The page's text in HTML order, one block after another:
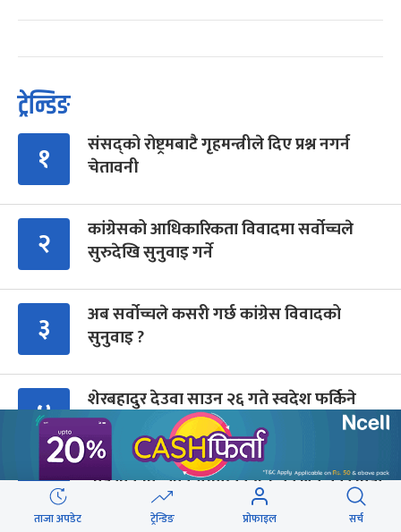
ट्रेन्डिङ
१
संसद्को रोष्ट्रमबाटै गृहमन्त्रीले दिए प्रश्न नगर्न
चेतावनी
२
कांग्रेसको आधिकारिकता विवादमा सर्वोच्चले
सुरुदेखि सुनुवाइ गर्ने
३
अब सर्वोच्चले कसरी गर्छ कांग्रेस विवादको
सुनुवाइ ?
४ शेरबहादुर देउवा साउन २६ गते स्वदेश फर्किने
५
ब्रोड पिकमा ज्यान गुमाएका युक्तको शव काठमाडौं
ल्याइयो (तस्वीरहरू)
ताजा अपडेट ट्रेन्डिङ प्रोफाइल सर्च